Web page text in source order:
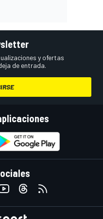
y ofertas
de entrada.